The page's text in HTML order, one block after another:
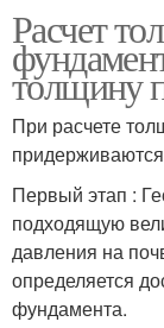
Расчет
толщину
При расчете
Первый этап :
подходящую
давления на
определяется
фундамента.